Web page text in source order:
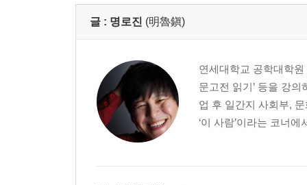
글 : 명로진 (明魯鎭)
연세대학교 공학대학원
문고전 읽기’ 등을 강
업 후 일간지 사회부,
‘이 사람’이라는 코너